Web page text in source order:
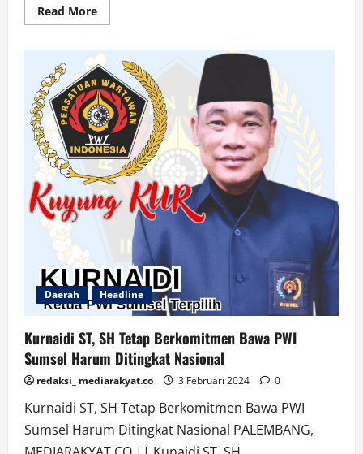
Read MoreRead
more
Walikota
Palembang
Ratu
Dewa
Ucapan
Selamat
Atas
Terpilih
Kurnaidi
Sebagai
Ketua
PWI
Sumsel
Masa
Bakti
2029
Daerah Headline
Kurnaidi ST, SH Tetap Berkomitmen Bawa PWI
Sumsel Harum Ditingkat Nasional
redaksi_ mediarakyat.co 3 Februari 2024 0
Kurnaidi ST, SH Tetap Berkomitmen Bawa PWI
Sumsel Harum Ditingkat Nasional PALEMBANG,